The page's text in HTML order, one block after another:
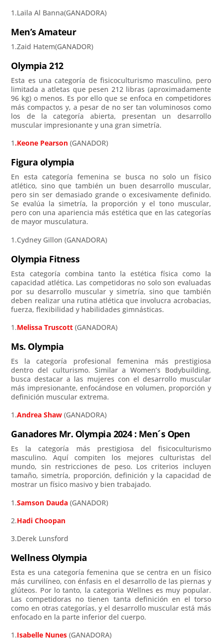
1.Laila Al Banna(GANADORA)
Men’s Amateur
1.Zaid Hatem(GANADOR)
Olympia 212
Esta es una categoría de fisicoculturismo masculino, pero
limitada a atletas que pesen 212 libras (aproximadamente
96 kg) o menos. Es por ello que se enfoca en competidores
más compactos y, a pesar de no ser tan voluminosos como
los de la categoría abierta, presentan un desarrollo
muscular impresionante y una gran simetría.
1.Keone Pearson (GANADOR)
Figura olympia
En esta categoría femenina se busca no solo un físico
atlético, sino que también un buen desarrollo muscular,
pero sin ser demasiado grande o excesivamente definido.
Se evalúa la simetría, la proporción y el tono muscular,
pero con una apariencia más estética que en las categorías
de mayor musculatura.
1.Cydney Gillon (GANADORA)
Olympia Fitness
Esta categoría combina tanto la estética física como la
capacidad atlética. Las competidoras no solo son evaluadas
por su desarrollo muscular y simetría, sino que también
deben realizar una rutina atlética que involucra acrobacias,
fuerza, flexibilidad y habilidades gimnásticas.
1.Melissa Truscott(GANADORA)
Ms. Olympia
Es la categoría profesional femenina más prestigiosa
dentro del culturismo. Similar a Women’s Bodybuilding,
busca destacar a las mujeres con el desarrollo muscular
más impresionante, enfocándose en volumen, proporción y
definición muscular extrema.
1.Andrea Shaw(GANADORA)
Ganadores Mr. Olympia 2024 : Men´s Open
Es la categoría más prestigiosa del fisicoculturismo
masculino. Aquí compiten los mejores culturistas del
mundo, sin restricciones de peso. Los criterios incluyen
tamaño, simetría, proporción, definición y la capacidad de
mostrar un físico masivo y bien trabajado.
1.Samson Dauda(GANADOR)
2.Hadi Choopan
3.Derek Lunsford
Wellness Olympia
Esta es una categoría femenina que se centra en un físico
más curvilíneo, con énfasis en el desarrollo de las piernas y
glúteos. Por lo tanto, la categoria Wellnes es muy popular.
Las competidoras no tienen tanta definición en el torso
como en otras categorías, y el desarrollo muscular está más
enfocado en la parte inferior del cuerpo.
1.Isabelle Nunes(GANADORA)